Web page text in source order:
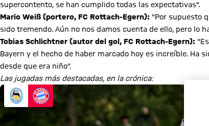
supercontento, se han cumplido todas las expectativas".
Mario Weiß (portero, FC Rottach-Egern): "Por supuesto
sido tremendo. Aún no nos damos cuenta de ello, pero lo
Tobias Schlichtner (autor del gol, FC Rottach-Egern):
Bayern y el hecho de haber marcado hoy es increíble. Ha
desde que era niño".
Las jugadas más destacadas, en la crónica: